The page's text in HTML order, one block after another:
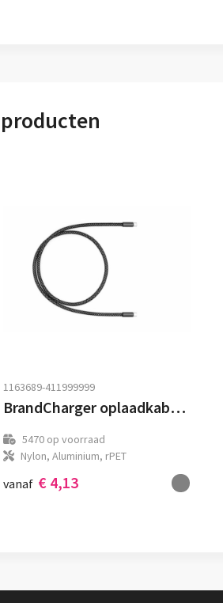
1163689-411999999
BrandCharger oplaadkabel Volt | USB-C
5470 op voorraad
Nylon, Aluminium, rPET
vanaf € 4,13